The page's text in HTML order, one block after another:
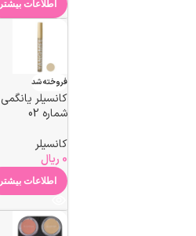
اطلاعات بیشتر
فروخته شد
کانسیلر یانگمی
شماره 02
کانسیلر
0 ریال
اطلاعات بیشتر